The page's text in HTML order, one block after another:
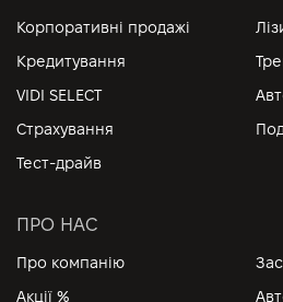
Корпоративні продажі
Кредитування
VIDI SELECT
Страхування
Тест-драйв
ПРО НАС
Про компанію
Акції %